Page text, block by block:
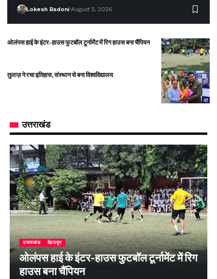
Lokesh Badoni August 5, 2026
ओलंपस हाई के इंटर-हाउस फुटबॉल टूर्नामेंट में रिग हाउस बना चैंपियन
तुलाज़ ने रचा इतिहास, संस्थान से बना विश्वविद्यालय
उत्तराखंड
उत्तराखंड देहरादून
ओलंपस हाई के इंटर-हाउस फुटबॉल टूर्नामेंट में रिग
हाउस बना चैंपियन